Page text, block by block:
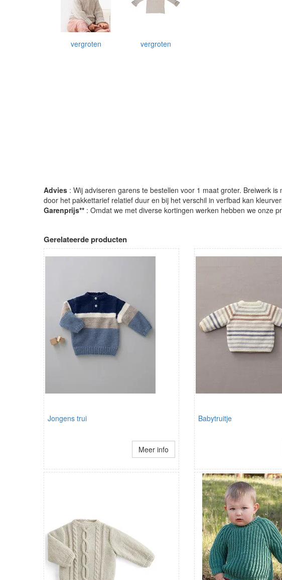
vergroten vergroten
Advies : Wij adviseren garens te bestellen voor 1 maat groter. Breiwerk
door het pakkettarief relatief duur en bij het verschil in verfbad kan
Garenprijs** : Omdat we met diverse kortingen werken hebben we onze
Gerelateerde producten
Jongens trui
Meer info
Babytruitje